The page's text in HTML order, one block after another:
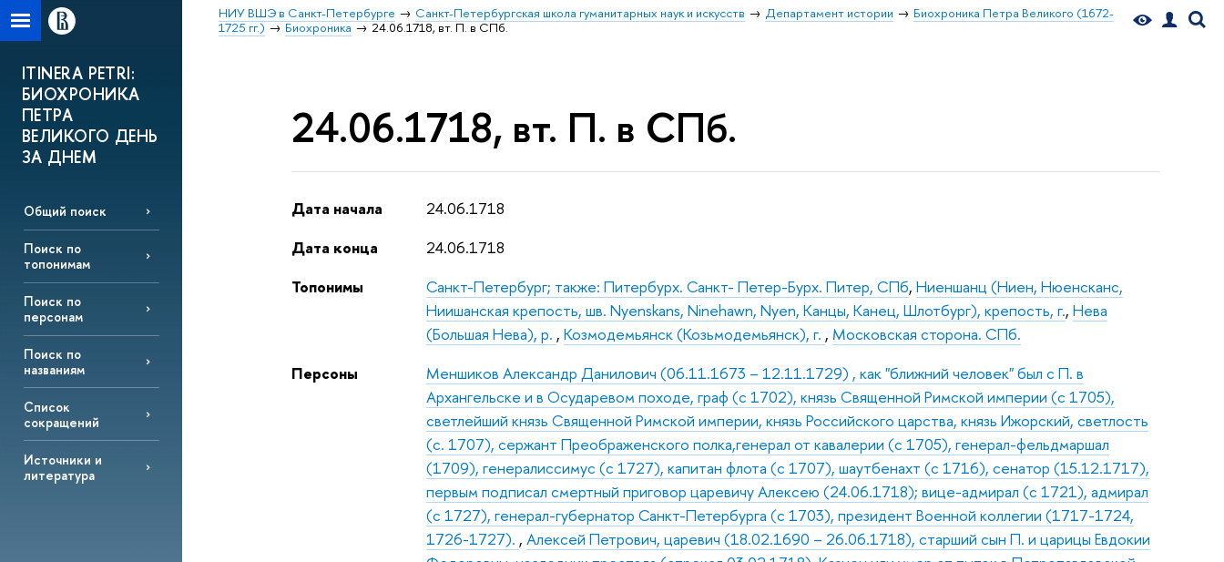
НИУ ВШЭ в Санкт-Петербурге Санкт-Петербургская школа гуманитарных наук и искусств Департамент истории
Биохроника Петра Великого (1672-
1725 гг.)
Биохроника 24.06.1718, вт. П. в СПб.
ITINERA PETRI:
БИОХРОНИКА
ПЕТРА
ВЕЛИКОГО ДЕНЬ
ЗА ДНЕМ
Общий поиск
Поиск по
топонимам
Поиск по
персонам
Поиск по
названиям
Список
сокращений
Источники и
литература
24.06.1718, вт. П. в СПб.
Дата начала
24.06.1718
Дата конца
24.06.1718
Топонимы
Санкт-Петербург; также: Питербурх. Санкт- Петер-Бурх. Питер, СПб,Ниеншанц (Ниен, Нюенсканс,
Ниишанская крепость, шв. Nyenskans, Ninehawn, Nyen, Канцы, Канец, Шлотбург), крепость, г.,Нева
(Большая Нева), р. ,Козмодемьянск (Козьмодемьянск), г. , Московская сторона. СПб.
Персоны
Меншиков Александр Данилович (06.11.1673 – 12.11.1729) , как "ближний человек" был с П. в
Архангельске и в Осударевом походе, граф (с 1702), князь Священной Римской империи (с 1705),
светлейший князь Священной Римской империи, князь Российского царства, князь Ижорский, светлость
(с. 1707), сержант Преображенского полка,генерал от кавалерии (с 1705), генерал-фельдмаршал
(1709), генералиссимус (с 1727), капитан флота (с 1707), шаутбенахт (с 1716), сенатор (15.12.1717),
первым подписал смертный приговор царевичу Алексею (24.06.1718); вице-адмирал (с 1721), адмирал
(с 1727), генерал-губернатор Санкт-Петербурга (с 1703), президент Военной коллегии (1717-1724,
1726-1727). ,Алексей Петрович, царевич (18.02.1690 – 26.06.1718), старший сын П. и царицы Евдокии